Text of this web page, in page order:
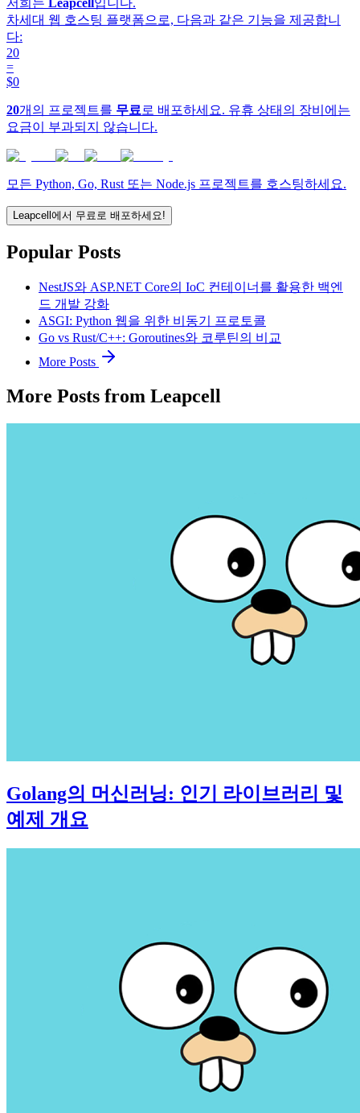
저희는 Leapcell 입니다.
차세대 웹 호스팅 플랫폼으로, 다음과 같은 기능을 제공합니
다:
20
=
$0
20개의 프로젝트를 무료 로 배포하세요. 유휴 상태의 장비에는
요금이 부과되지 않습니다.
모든 Python, Go, Rust 또는 Node.js 프로젝트를 호스팅하세요.
Leapcell에서 무료로 배포하세요!
Popular Posts
NestJS와 ASP.NET Core의 IoC 컨테이너를 활용한 백엔
드 개발 강화
ASGI: Python 웹을 위한 비동기 프로토콜
Go vs Rust/C++: Goroutines와 코루틴의 비교
More Posts
More Posts from Leapcell
Golang의 머신러닝: 인기 라이브러리 및
예제 개요